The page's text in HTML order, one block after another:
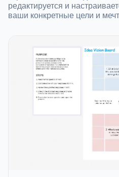
редактируется и
ваши конкретные цели и